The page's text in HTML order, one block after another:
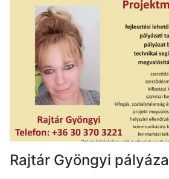
Rajtár Gyöngyi